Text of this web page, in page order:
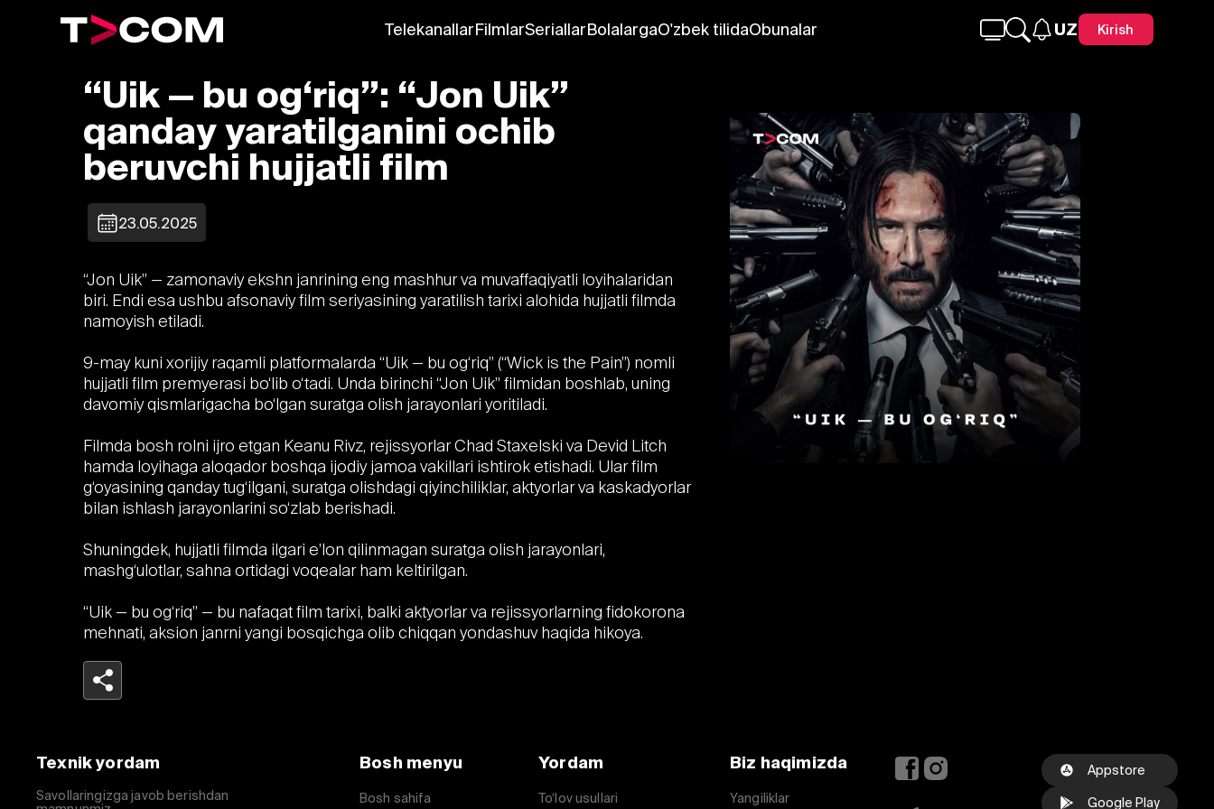
TelekanallarFilmlarSeriallarBolalargaO'zbek tilidaObunalar UZ Kirish
“Uik — bu og‘riq”: “Jon Uik”
qanday yaratilganini ochib
beruvchi hujjatli film
23.05.2025
“Jon Uik” — zamonaviy ekshn janrining eng mashhur va muvaffaqiyatli loyihalaridan
biri. Endi esa ushbu afsonaviy film seriyasining yaratilish tarixi alohida hujjatli filmda
namoyish etiladi.
9-may kuni xorijiy raqamli platformalarda “Uik — bu og‘riq” (“Wick is the Pain”) nomli
hujjatli film premyerasi bo‘lib o‘tadi. Unda birinchi “Jon Uik” filmidan boshlab, uning
davomiy qismlarigacha bo‘lgan suratga olish jarayonlari yoritiladi.
Filmda bosh rolni ijro etgan Keanu Rivz, rejissyorlar Chad Staxelski va Devid Litch
hamda loyihaga aloqador boshqa ijodiy jamoa vakillari ishtirok etishadi. Ular film
g‘oyasining qanday tug‘ilgani, suratga olishdagi qiyinchiliklar, aktyorlar va kaskadyorlar
bilan ishlash jarayonlarini so‘zlab berishadi.
Shuningdek, hujjatli filmda ilgari e’lon qilinmagan suratga olish jarayonlari,
mashg‘ulotlar, sahna ortidagi voqealar ham keltirilgan.
“Uik — bu og‘riq” — bu nafaqat film tarixi, balki aktyorlar va rejissyorlarning fidokorona
mehnati, aksion janrni yangi bosqichga olib chiqqan yondashuv haqida hikoya.
Texnik yordam
Savollaringizga javob berishdan
Bosh menyu
Bosh sahifa
Yordam
To‘lov usullari
Biz haqimizda
Yangiliklar
Appstore
Google Play